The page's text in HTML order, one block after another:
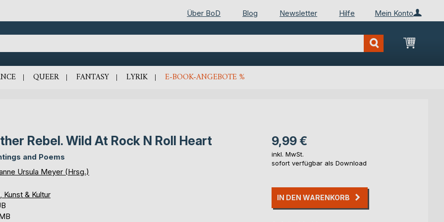
Mein Konto
Über BoD Blog Newsletter Hilfe
Mein
QUEER FANTASY LYRIK E-BOOK-ANGEBOTE %
Rebel. Wild At Rock N Roll Heart
and Poems
Ursula Meyer (Hrsg.)
Kunst & Kultur
9,99 €
inkl. MwSt.
sofort verfügbar als Download
IN DEN WARENKORB